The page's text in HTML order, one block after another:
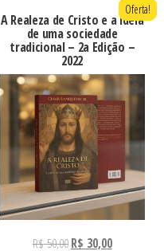
A Realeza de Cristo e a ideia
de uma sociedade
tradicional – 2a Edição –
2022
Oferta!
R$50,00 O
R$ 30,00O